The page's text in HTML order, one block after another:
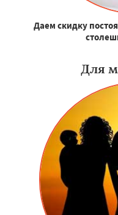
Даем скидку
Для